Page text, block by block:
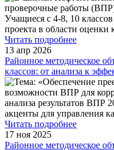
проверочные работы
Учащиеся с 4-8, 10
проекта в области оценки
Читать подробнее
13 апр 2026
Районное методическое
классов: от анализа к
Тема: «Обеспечение
возможности ВПР для
анализа результатов ВПР
акценты для управления
Читать подробнее
17 ноя 2025
Районное методическое